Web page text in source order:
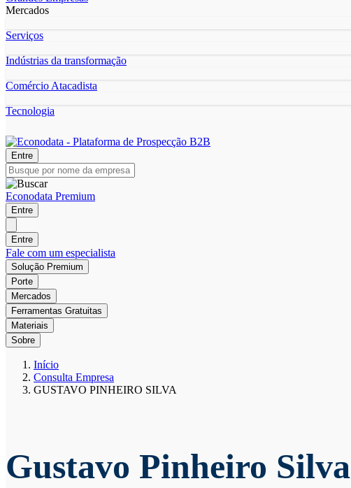
Mercados
Serviços
Indústrias da transformação
Comércio Atacadista
Tecnologia
Entre
Econodata Premium
Entre
Entre
Fale com um especialista
Solução Premium
Porte
Mercados
Ferramentas Gratuitas
Materiais
Sobre
Início
Consulta Empresa
GUSTAVO PINHEIRO SILVA
Gustavo Pinheiro Silva